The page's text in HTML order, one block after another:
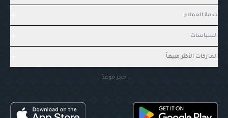
خدمة العملاء
السياسات
الماركات الأكثر مبيعاً
احجز موعدًا